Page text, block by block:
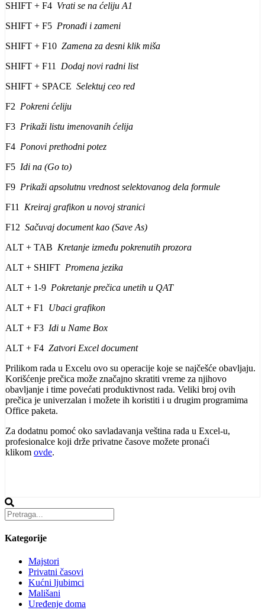
SHIFT + F4 Vrati se na ćeliju A1
SHIFT + F5 Pronađi i zameni
SHIFT + F10 Zamena za desni klik miša
SHIFT + F11 Dodaj novi radni list
SHIFT + SPACE Selektuj ceo red
F2 Pokreni ćeliju
F3 Prikaži listu imenovanih ćelija
F4 Ponovi prethodni potez
F5 Idi na (Go to)
F9 Prikaži apsolutnu vrednost selektovanog dela formule
F11 Kreiraj grafikon u novoj stranici
F12 Sačuvaj document kao (Save As)
ALT + TAB Kretanje između pokrenutih prozora
ALT + SHIFT Promena jezika
ALT + 1-9 Pokretanje prečica unetih u QAT
ALT + F1 Ubaci grafikon
ALT + F3 Idi u Name Box
ALT + F4 Zatvori Excel document
Prilikom rada u Excelu ovo su operacije koje se najčešće obavljaju.
Korišćenje prečica može značajno skratiti vreme za njihovo
obavljanje i time povećati produktivnost rada. Veliki broj ovih
prečica je univerzalan i možete ih koristiti i u drugim programima
Office paketa.
Za dodatnu pomoć oko savladavanja veština rada u Excel-u,
profesionalce koji drže privatne časove možete pronaći
klikom ovde.
Kategorije
Majstori
Privatni časovi
Kućni ljubimci
Mališani
Uređenje doma